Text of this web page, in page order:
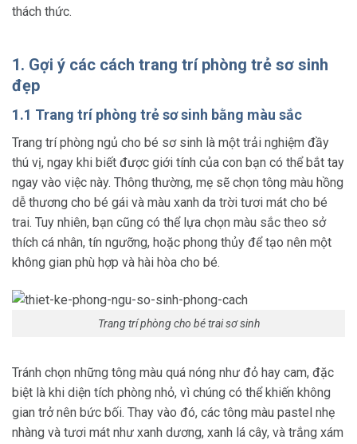
thách thức.
1. Gợi ý các cách trang trí phòng trẻ sơ sinh
đẹp
1.1 Trang trí phòng trẻ sơ sinh bằng màu sắc
Trang trí phòng ngủ cho bé sơ sinh là một trải nghiệm đầy
thú vị, ngay khi biết được giới tính của con bạn có thể bắt tay
ngay vào việc này. Thông thường, mẹ sẽ chọn tông màu hồng
dễ thương cho bé gái và màu xanh da trời tươi mát cho bé
trai. Tuy nhiên, bạn cũng có thể lựa chọn màu sắc theo sở
thích cá nhân, tín ngưỡng, hoặc phong thủy để tạo nên một
không gian phù hợp và hài hòa cho bé.
Trang trí phòng cho bé trai sơ sinh
Tránh chọn những tông màu quá nóng như đỏ hay cam, đặc
biệt là khi diện tích phòng nhỏ, vì chúng có thể khiến không
gian trở nên bức bối. Thay vào đó, các tông màu pastel nhẹ
nhàng và tươi mát như xanh dương, xanh lá cây, và trắng xám